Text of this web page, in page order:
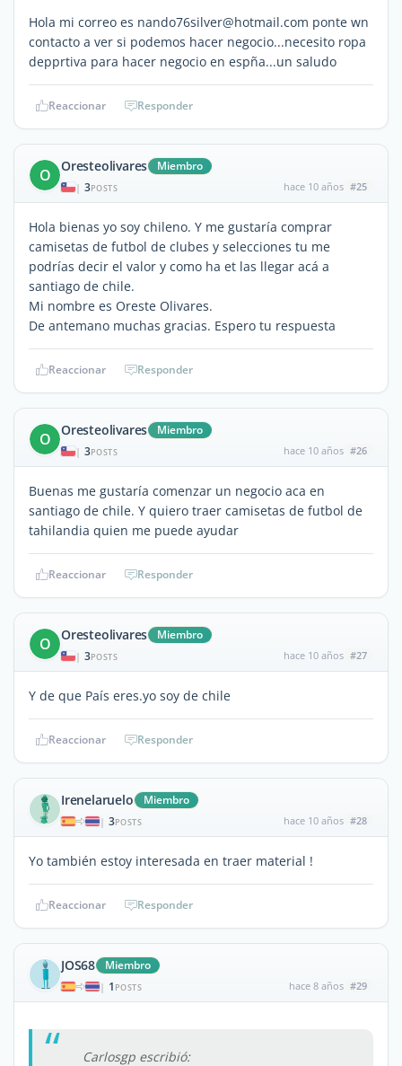
Hola mi correo es nando76silver@hotmail.com ponte wn
contacto a ver si podemos hacer negocio...necesito ropa
depprtiva para hacer negocio en espña...un saludo
Reaccionar Responder
O Oresteolivares Miembro
| 3POSTS hace 10 años #25
Hola bienas yo soy chileno. Y me gustaría comprar
camisetas de futbol de clubes y selecciones tu me
podrías decir el valor y como ha et las llegar acá a
santiago de chile.
Mi nombre es Oreste Olivares.
De antemano muchas gracias. Espero tu respuesta
Reaccionar Responder
O Oresteolivares Miembro
| 3POSTS hace 10 años #26
Buenas me gustaría comenzar un negocio aca en
santiago de chile. Y quiero traer camisetas de futbol de
tahilandia quien me puede ayudar
Reaccionar Responder
O Oresteolivares Miembro
| 3POSTS hace 10 años #27
Y de que País eres.yo soy de chile
Reaccionar Responder
Irenelaruelo Miembro
| 3POSTS hace 10 años #28
Yo también estoy interesada en traer material !
Reaccionar Responder
JOS68 Miembro
| 1 POSTS hace 8 años #29
Carlosgp escribió: